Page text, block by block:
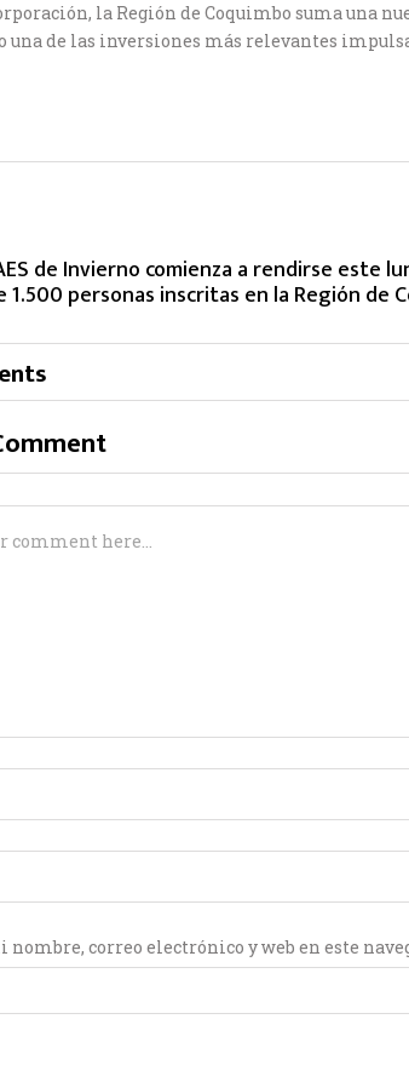
la Región de Coquimbo suma una
una de las inversiones más relevantes
de Invierno comienza a rendirse este
1.500 personas inscritas en la Región de
nombre, correo electrónico y web en este